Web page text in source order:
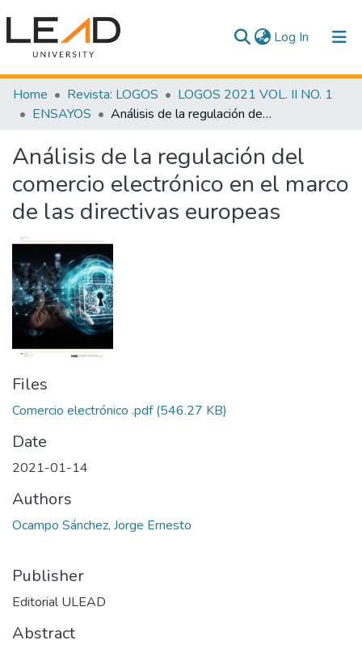
Log In (current)
Communities & Collections
All of DSpace
Statistics
Home Revista: LOGOS
LOGOS 2021 VOL. II NO. 1
ENSAYOS
Análisis de la regulación del comercio electrónico en el marco de las directivas europeas
Análisis de la regulación del
comercio electrónico en el marco
de las directivas europeas
Files
Comercio electrónico .pdf(546.27 KB)
Date
2021-01-14
Authors
Ocampo Sánchez, Jorge Ernesto
Publisher
Editorial ULEAD
Abstract